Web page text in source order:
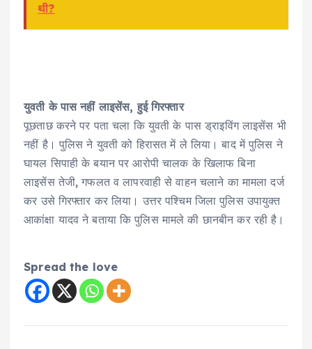
थी?
युवती के पास नहीं लाइसेंस, हुई गिरफ्तार
पूछताछ करने पर पता चला कि युवती के पास ड्राइविंग लाइसेंस भी
नहीं है। पुलिस ने युवती को हिरासत में ले लिया। बाद में पुलिस ने
घायल सिपाही के बयान पर आरोपी चालक के खिलाफ बिना
लाइसेंस तेजी, गफलत व लापरवाही से वाहन चलाने का मामला दर्ज
कर उसे गिरफ्तार कर लिया। उत्तर पश्चिम जिला पुलिस उपायुक्त
आकांक्षा यादव ने बताया कि पुलिस मामले की छानबीन कर रही है।
Spread the love